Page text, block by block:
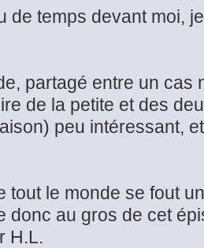
de temps devant moi,
partagé entre un cas
de la petite et des
peu intéressant,
tout le monde se fout
donc au gros de cet
H.L.